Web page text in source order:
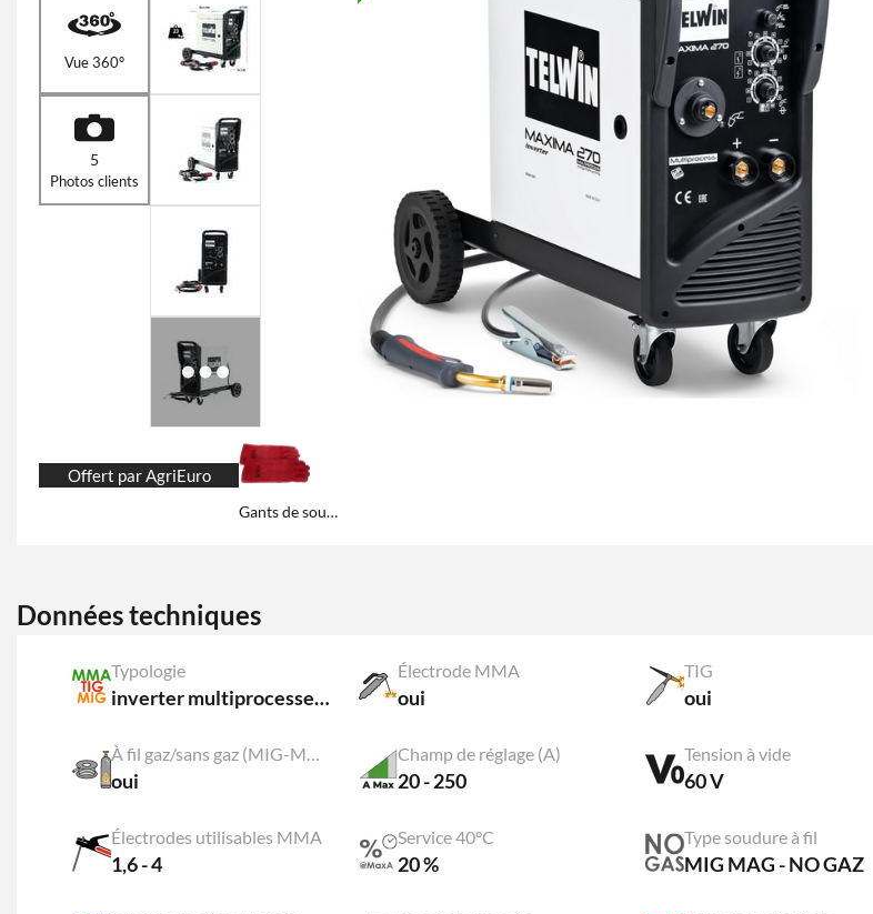
Vue 360°
5
Photos clients
Offert par AgriEuro
Gants de soudeur GeoTech offerts !
Données techniques
Typologie
inverter multiprocesseur
Électrode MMA
oui
TIG
oui
À fil gaz/sans gaz (MIG-MAG)
oui
Champ de réglage (A)
20 - 250
Tension à vide
60 V
Électrodes utilisables MMA
1,6 - 4
Service 40°C
20 %
Type soudure à fil
MIG MAG - NO GAZ